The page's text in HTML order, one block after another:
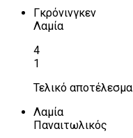
Γκρόνινγκεν
Λαμία
4
1
Τελικό αποτέλεσμα
Λαμία
Παναιτωλικός